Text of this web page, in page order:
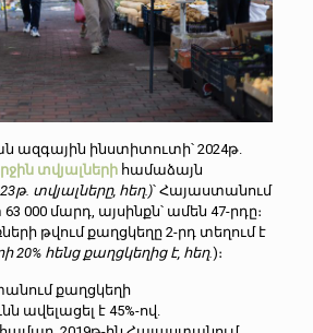
ազգային ինստիտուտի՝ 2024թ.
տվյալներիհամաձայն
տվյալները, հեղ.)՝ Հայաստանում
000 մարդ, այսինքն՝ ամեն 47-րդը։
թվում քաղցկեղը 2-րդ տեղում է
20% հենց քաղցկեղից է, հեղ.)։
քաղցկեղի
ավելացել է 45%-ով.